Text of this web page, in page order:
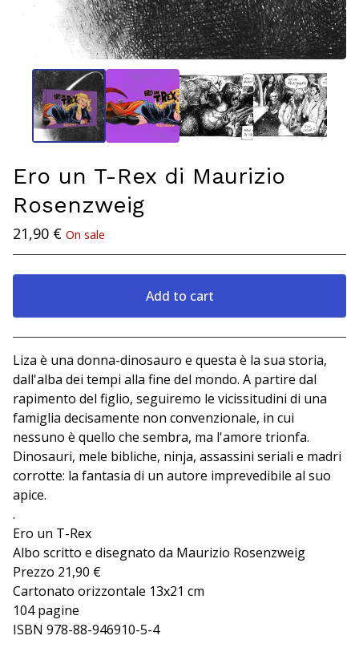
Ero un T-Rex di Maurizio
Rosenzweig
21,90 € On sale
Add to cart
View cart
Liza è una donna-dinosauro e questa è la sua storia,
dall'alba dei tempi alla fine del mondo. A partire dal
rapimento del figlio, seguiremo le vicissitudini di una
famiglia decisamente non convenzionale, in cui
nessuno è quello che sembra, ma l'amore trionfa.
Dinosauri, mele bibliche, ninja, assassini seriali e madri
corrotte: la fantasia di un autore imprevedibile al suo
apice.
.
Ero un T-Rex
Albo scritto e disegnato da Maurizio Rosenzweig
Prezzo 21,90 €
Cartonato orizzontale 13x21 cm
104 pagine
ISBN 978-88-946910-5-4